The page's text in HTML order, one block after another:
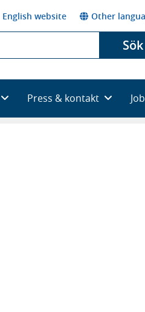
English website Other
Sök
Press & kontakt